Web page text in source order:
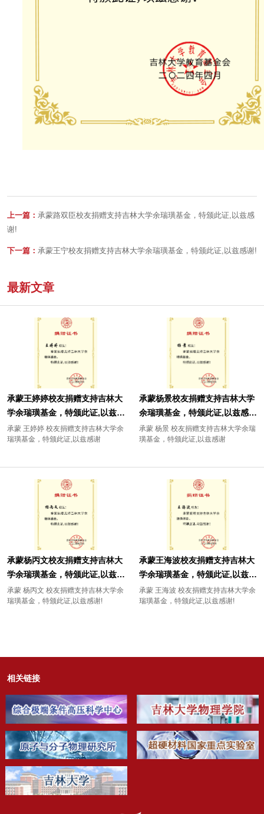
上一篇： 承蒙路双臣校友捐赠支持吉林大学余瑞璜基金，特颁此证,以兹感
谢!
下一篇： 承蒙王宁校友捐赠支持吉林大学余瑞璜基金，特颁此证,以兹感谢!
最新文章
承蒙王婷婷校友捐赠支持吉林大
学余瑞璜基金，特颁此证,以兹感
谢!
承蒙 王婷婷 校友捐赠支持吉林大学余
瑞璜基金，特颁此证,以兹感谢
承蒙杨景校友捐赠支持吉林大学
余瑞璜基金，特颁此证,以兹感
谢!
承蒙 杨景 校友捐赠支持吉林大学余瑞
璜基金，特颁此证,以兹感谢
承蒙杨丙文校友捐赠支持吉林大
学余瑞璜基金，特颁此证,以兹感
谢!
承蒙 杨丙文 校友捐赠支持吉林大学余
瑞璜基金，特颁此证,以兹感谢!
承蒙王海波校友捐赠支持吉林大
学余瑞璜基金，特颁此证,以兹感
谢!
承蒙 王海波 校友捐赠支持吉林大学余
瑞璜基金，特颁此证,以兹感谢!
相关链接